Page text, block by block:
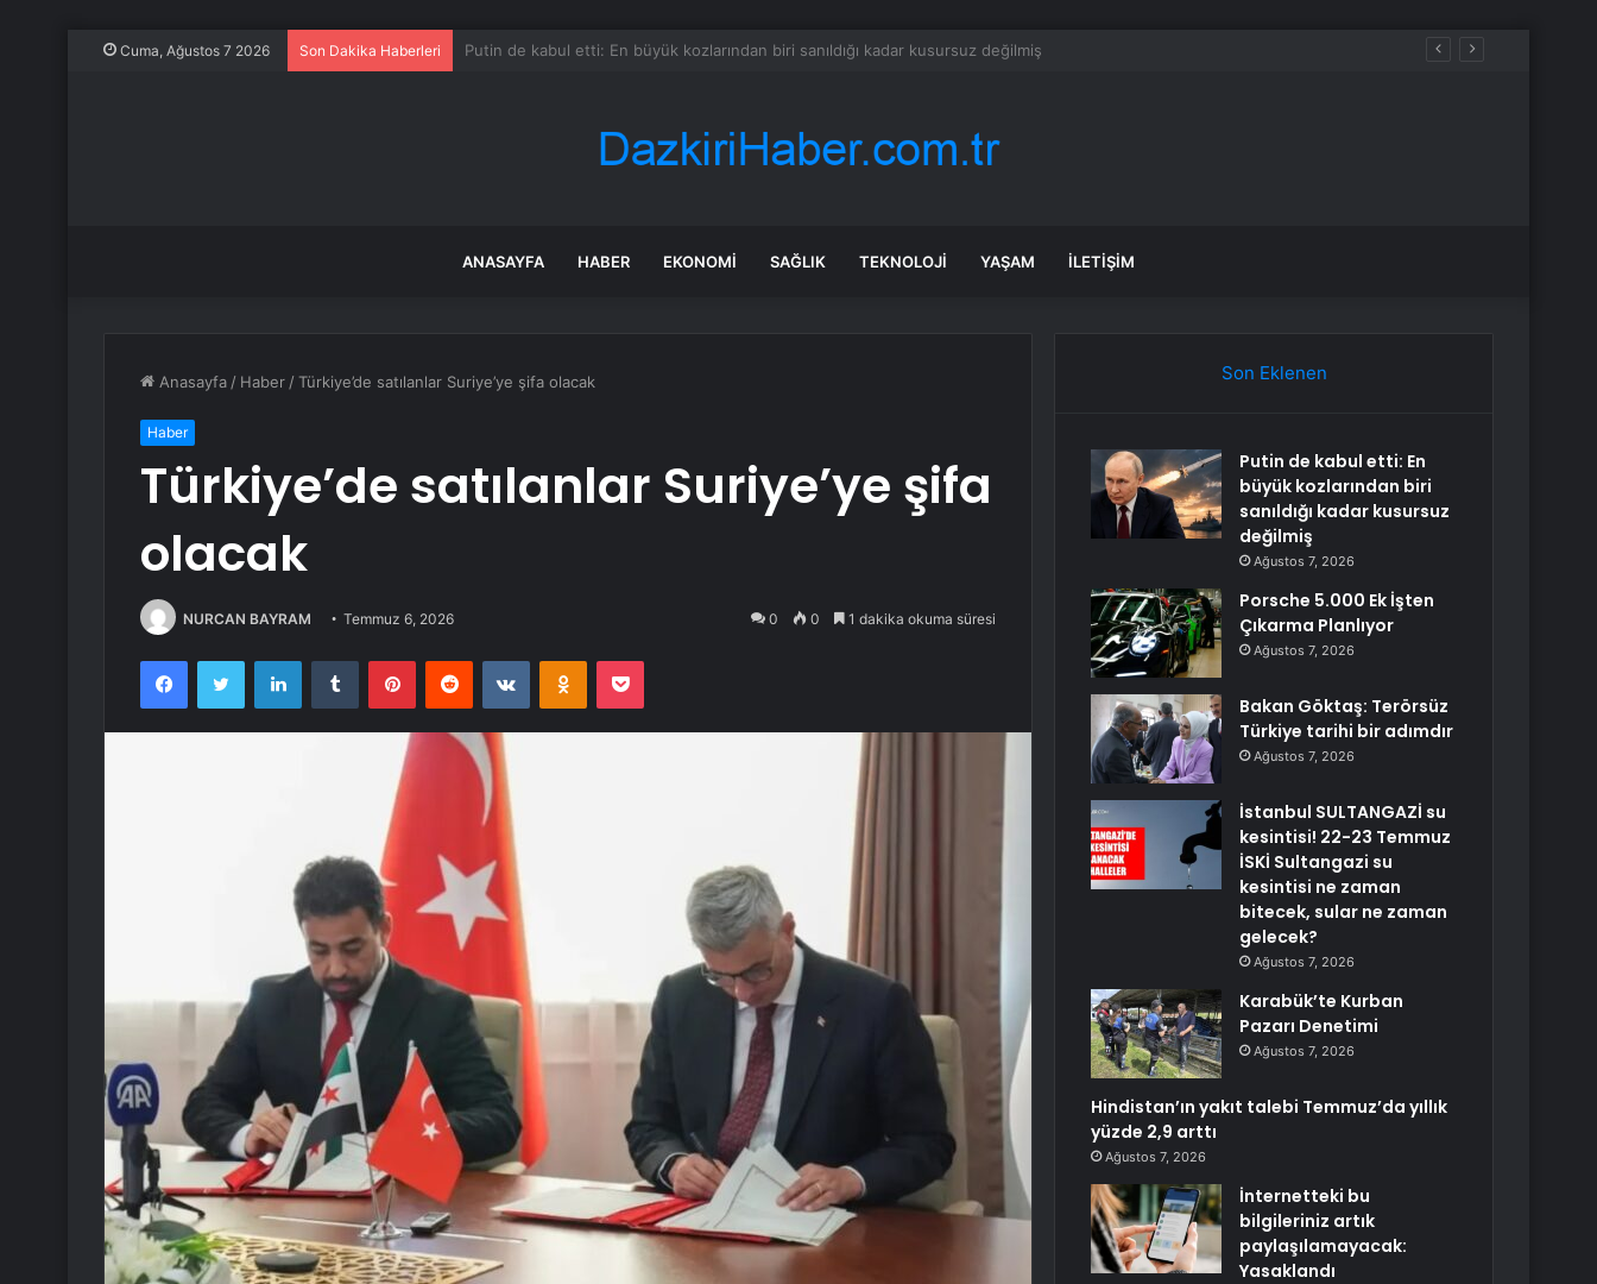
Cuma, Ağustos 7 2026 Son Dakika Haberleri Porsche 5.000 Ek İşten Çıkarma Planlıyor
ANASAYFA HABER EKONOMI SAĞLIK TEKNOLOJI YAŞAM İLETIŞIM
Anasayfa / Haber /Türkiye’de satılanlar Suriye’ye şifa olacak
Haber
Türkiye’de satılanlar Suriye’ye şifa
olacak
NURCAN BAYRAM Temmuz 6, 2026 0 0 1 dakika okuma süresi
FacebookTwitter LinkedInTumblr PinterestReddit VKontakteOdnoklassniki
Pocket
Son Eklenen
Putin de kabul etti: En
büyük kozlarından biri
sanıldığı kadar kusursuz
değilmiş
Ağustos 7, 2026
Porsche 5.000 Ek İşten
Çıkarma Planlıyor
Ağustos 7, 2026
Bakan Göktaş: Terörsüz
Türkiye tarihi bir adımdır
Ağustos 7, 2026
İstanbul SULTANGAZİ su
kesintisi! 22-23 Temmuz
İSKİ Sultangazi su
kesintisi ne zaman
bitecek, sular ne zaman
gelecek?
Ağustos 7, 2026
Karabük’te Kurban
Pazarı Denetimi
Ağustos 7, 2026
Hindistan’ın yakıt talebi Temmuz’da yıllık
yüzde 2,9 arttı
Ağustos 7, 2026
İnternetteki bu
bilgileriniz artık
paylaşılamayacak:
Yasaklandı